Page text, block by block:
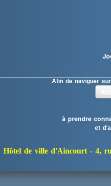
Afin de naviguer
à prendre
et
Hôtel de ville d'Aincourt - 4,